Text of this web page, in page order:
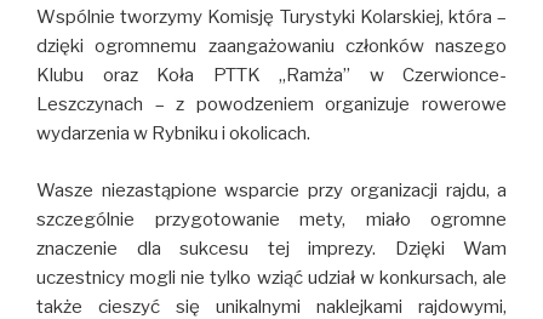
Wspólnie tworzymy Komisję Turystyki Kolarskiej, która –
dzięki ogromnemu zaangażowaniu członków naszego
Klubu oraz Koła PTTK „Ramża” w Czerwionce-
Leszczynach – z powodzeniem organizuje rowerowe
wydarzenia w Rybniku i okolicach.
Wasze niezastąpione wsparcie przy organizacji rajdu, a
szczególnie przygotowanie mety, miało ogromne
znaczenie dla sukcesu tej imprezy. Dzięki Wam
uczestnicy mogli nie tylko wziąć udział w konkursach, ale
także cieszyć się unikalnymi naklejkami rajdowymi,